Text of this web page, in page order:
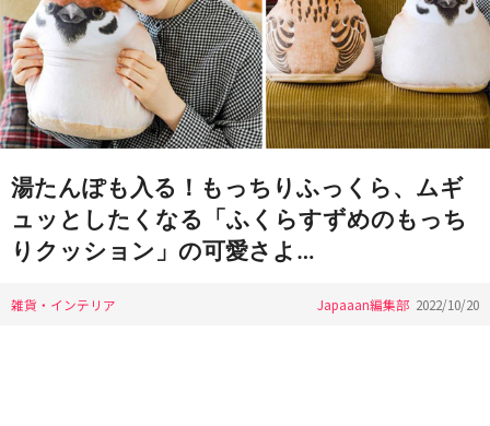
湯たんぽも入る！もっちりふっくら、ムギ
ュッとしたくなる「ふくらすずめのもっち
りクッション」の可愛さよ…
雑貨・インテリア Japaaan編集部 2022/10/20